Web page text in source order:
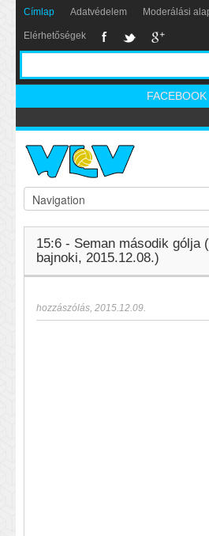
Címlap Adatvédelem Moderálási
Elérhetőségek
FACEBOOK
15:6 - Seman második gólja
bajnoki, 2015.12.08.)
hozzászólás, 2015.12.09.